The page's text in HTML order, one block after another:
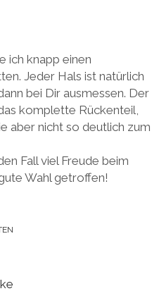
ich knapp einen
Jeder Hals ist natürlich
bei Dir ausmessen. Der
komplette Rückenteil,
aber nicht so deutlich zum
Fall viel Freude beim
Wahl getroffen!